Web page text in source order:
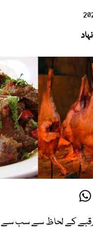
رقبے کے لحاظ سے سب